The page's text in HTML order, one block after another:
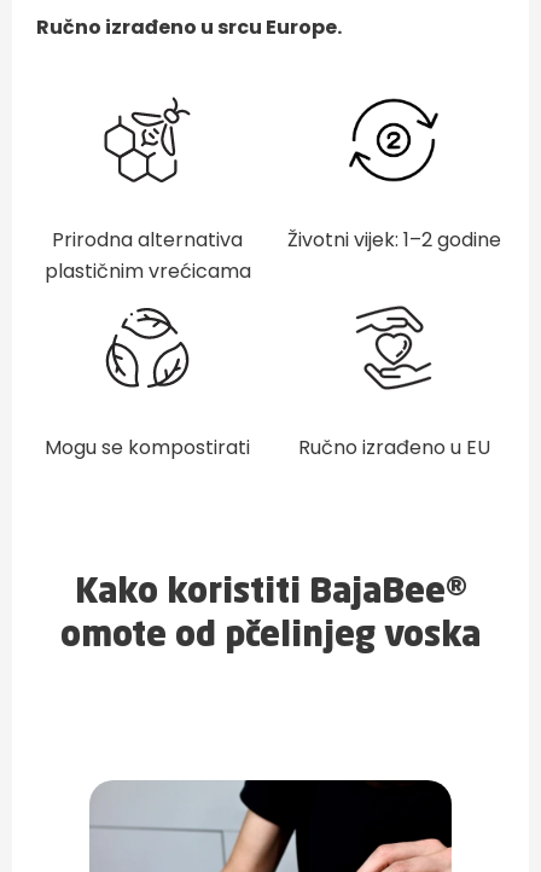
Ručno izrađeno u srcu Europe.
Prirodna alternativa
plastičnim vrećicama
Životni vijek: 1–2 godine
Mogu se kompostirati Ručno izrađeno u EU
Kako koristiti BajaBee®
omote od pčelinjeg voska